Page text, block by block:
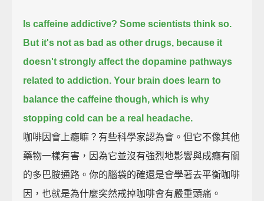
Is caffeine addictive? Some scientists think so.
But it's not as bad as other drugs, because it
doesn't strongly affect the dopamine pathways
related to addiction. Your brain does learn to
balance the caffeine though, which is why
stopping cold can be a real headache.
咖啡因會上癮嘛？有些科學家認為會。但它不像其他
藥物一樣有害，因為它並沒有強烈地影響與成癮有關
的多巴胺通路。你的腦袋的確還是會學著去平衡咖啡
因，也就是為什麼突然戒掉咖啡會有嚴重頭痛。